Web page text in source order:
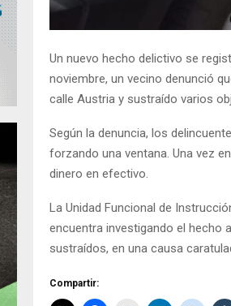
Un nuevo hecho delictivo se
noviembre, un vecino denunció
calle Austria y sustraído varios
Según la denuncia, los
forzando una ventana. Una vez
dinero en efectivo.
La Unidad Funcional de
encuentra investigando el hecho
sustraídos, en una causa
Compartir: